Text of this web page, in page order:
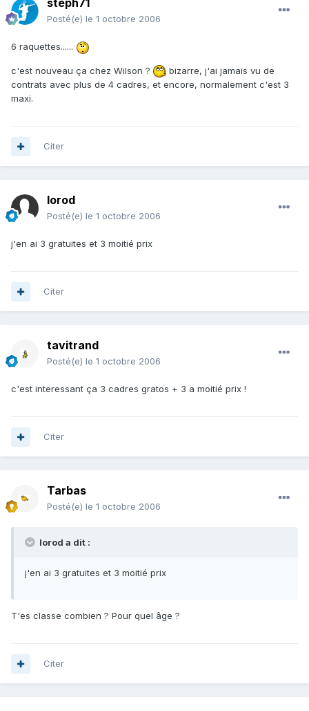
steph71
Posté(e) le 1 octobre 2006
6 raquettes......
c'est nouveau ça chez Wilson ?
bizarre, j'ai jamais vu de
contrats avec plus de 4 cadres, et encore, normalement c'est 3
maxi.
Citer
lorod
Posté(e) le 1 octobre 2006
j'en ai 3 gratuites et 3 moitié prix
Citer
tavitrand
Posté(e) le 1 octobre 2006
c'est interessant ça 3 cadres gratos + 3 a moitié prix !
Citer
Tarbas
Posté(e) le 1 octobre 2006
lorod a dit :
j'en ai 3 gratuites et 3 moitié prix
T'es classe combien ? Pour quel âge ?
Citer